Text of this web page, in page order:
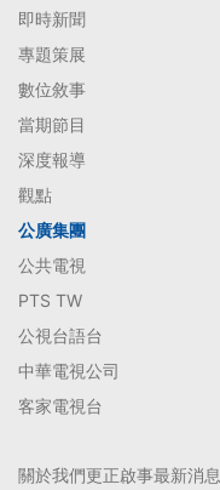
即時新聞
專題策展
數位敘事
當期節目
深度報導
觀點
公廣集團
公共電視
PTS TW
公視台語台
中華電視公司
客家電視台
關於我們更正啟事最新消息